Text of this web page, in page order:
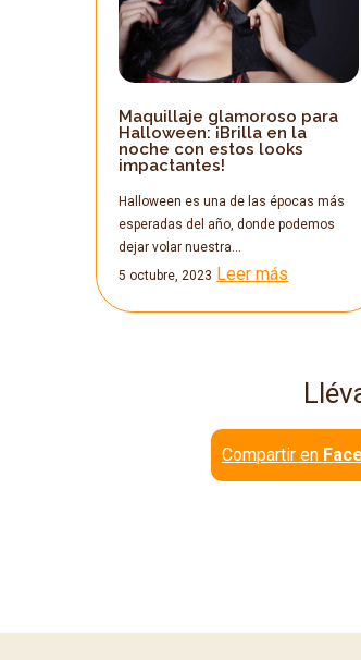
Maquillaje glamoroso para
Halloween: ¡Brilla en la
noche con estos looks
impactantes!
Halloween es una de las épocas más
esperadas del año, donde podemos
dejar volar nuestra…
5 octubre, 2023 Leer más
Compartir en